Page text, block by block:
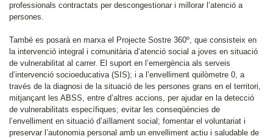
professionals contractats per descongestionar i millorar l’atenció a
persones.
També es posarà en marxa el Projecte Sostre 360º, que consisteix en
la intervenció integral i comunitària d’atenció social a joves en situació
de vulnerabilitat al carrer. El suport en l’emergència als serveis
d’intervenció socioeducativa (SIS); i a l’envelliment quilòmetre 0, a
través de la diagnosi de la situació de les persones grans en el territori,
mitjançant les ABSS, entre d’altres accions, per ajudar en la detecció
de vulnerabilitats específiques; evitar les conseqüències de
l’envelliment en situació d’aïllament social; fomentar el voluntariat i
preservar l’autonomia personal amb un envelliment actiu i saludable de